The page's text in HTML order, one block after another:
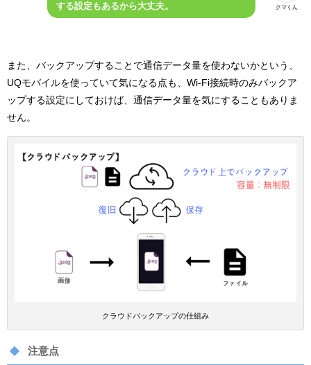
クマくん
する設定もあるから大丈夫。
また、バックアップすることで通信データ量を使わないかという、
UQモバイルを使っていて気になる点も、Wi-Fi接続時のみバックア
ップする設定にしておけば、通信データ量を気にすることもありま
せん。
クラウドバックアップの仕組み
注意点